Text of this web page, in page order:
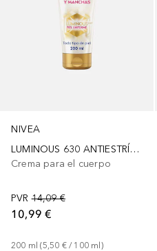
NIVEA
LUMINOUS 630 ANTIESTRÍAS Y MANCHAS
Crema para el cuerpo
PVR 14,09 €
10,99 €
200 ml (5,50 € / 100 ml )